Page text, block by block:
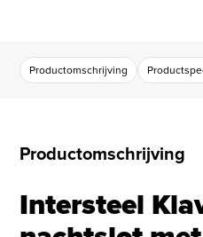
Productomschrijving
Productomschrijving
Intersteel